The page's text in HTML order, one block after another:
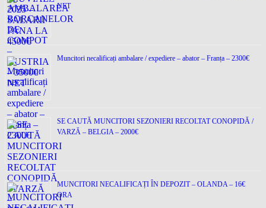
NET
Muncitori necalificați ambalare / expediere – abator – Franța – 2300€
SE CAUTĂ MUNCITORI SEZONIERI RECOLTAT CONOPIDĂ /
VARZĂ – BELGIA – 2000€
MUNCITORI NECALIFICAȚI ÎN DEPOZIT – OLANDA – 16€
ORA